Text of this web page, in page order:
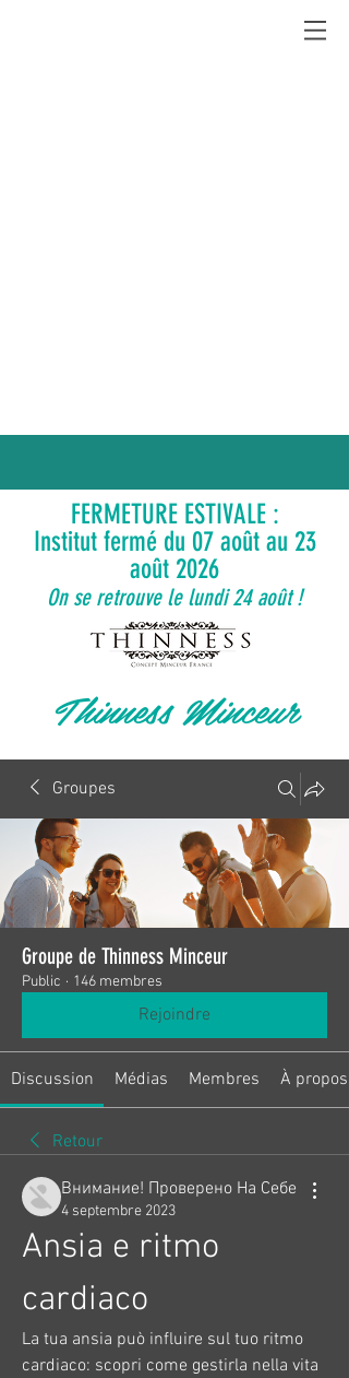
FERMETURE ESTIVALE :
Institut fermé du 07 août au 23
août 2026
On se retrouve le lundi 24 août !
Thinness Minceur
Groupes
Groupe de Thinness Minceur
Public · 146 membres
Rejoindre
Discussion Médias Membres À propos
Retour
Внимание! Проверено На Себе
4 septembre 2023
Ansia e ritmo
cardiaco
La tua ansia può influire sul tuo ritmo
cardiaco: scopri come gestirla nella vita